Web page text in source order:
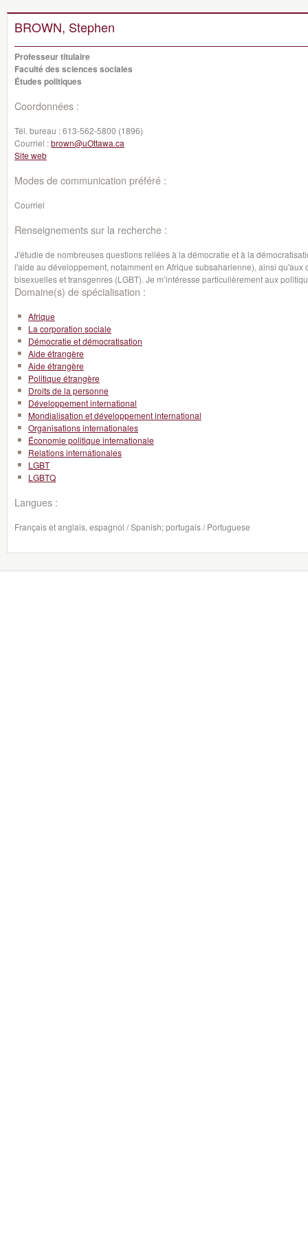
BROWN, Stephen
Professeur titulaire
Faculté des sciences sociales
Études politiques
Coordonnées :
Tél. bureau :613-562-5800 (1896)
Courriel :brown@uOttawa.ca
Site web
Modes de communication préféré :
Courriel
Renseignements sur la recherche :
J'étudie de nombreuses questions reliées à la démocratie et à la
l'aide au développement, notamment en Afrique subsaharienne), ainsi
bisexuelles et transgenres (LGBT). Je m’intéresse particulièrement aux
Domaine(s) de spécialisation :
Afrique
La corporation sociale
Démocratie et démocratisation
Aide étrangère
Aide étrangère
Politique étrangère
Droits de la personne
Développement international
Mondialisation et développement international
Organisations internationales
Économie politique internationale
Relations internationales
LGBT
LGBTQ
Langues :
Français et anglais, espagnol / Spanish; portugais / Portuguese